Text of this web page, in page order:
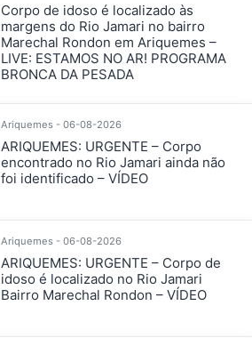
Corpo de idoso é localizado às
margens do Rio Jamari no bairro
Marechal Rondon em Ariquemes –
LIVE: ESTAMOS NO AR! PROGRAMA
BRONCA DA PESADA
Ariquemes - 06-08-2026
ARIQUEMES: URGENTE – Corpo
encontrado no Rio Jamari ainda não
foi identificado – VÍDEO
Ariquemes - 06-08-2026
ARIQUEMES: URGENTE – Corpo de
idoso é localizado no Rio Jamari
Bairro Marechal Rondon – VÍDEO